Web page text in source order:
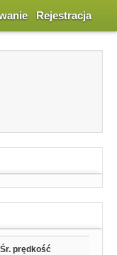
Rejestracja
Śr. prędkość